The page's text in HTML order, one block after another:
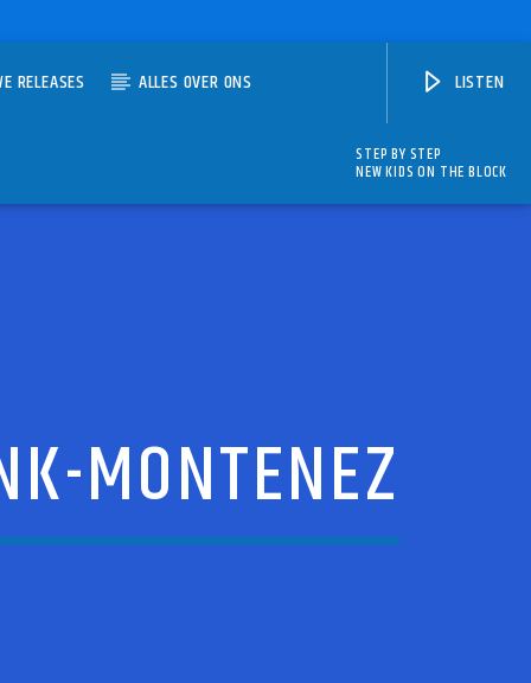
RELEASES ALLES OVER ONS LISTEN
STEP BY STEP
NEW KIDS ON THE BLOCK
MONTENEZ